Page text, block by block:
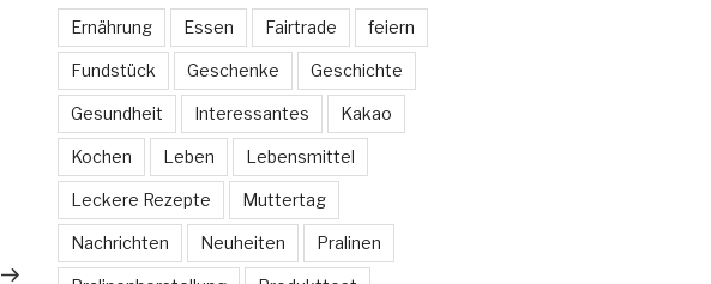
Nächster
Beitrag
Ernährung Essen Fairtrade feiern
Fundstück Geschenke Geschichte
Gesundheit Interessantes Kakao
Kochen Leben Lebensmittel
Leckere Rezepte Muttertag
Nachrichten Neuheiten Pralinen